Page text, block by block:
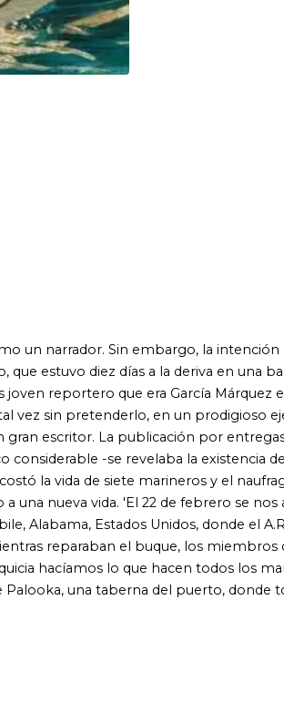
embargo, la intención primera era
a la deriva en una balsa mecida
en un prodigioso ejercicio
publicación por entregas del
revelaba la existencia de
marineros y el naufragio, más
'El 22 de febrero se nos anunció que
Unidos, donde el A.R.C. Caldas
el buque, los miembros de la
del puerto, donde tomábamos